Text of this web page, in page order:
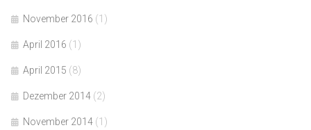
November 2016 (1)
April 2016 (1)
April 2015 (8)
Dezember 2014 (2)
November 2014 (1)